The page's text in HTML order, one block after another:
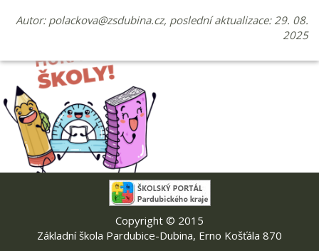
Autor: polackova@zsdubina.cz, poslední aktualizace: 29. 08.
2025
Copyright © 2015
Základní škola Pardubice-Dubina, Erno Košťála 870